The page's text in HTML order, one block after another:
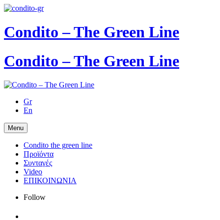
Condito – The Green Line
Condito – The Green Line
Gr
En
Menu
Condito the green line
Προϊόντα
Συνταγές
Video
ΕΠΙΚΟΙΝΩΝΙΑ
Follow